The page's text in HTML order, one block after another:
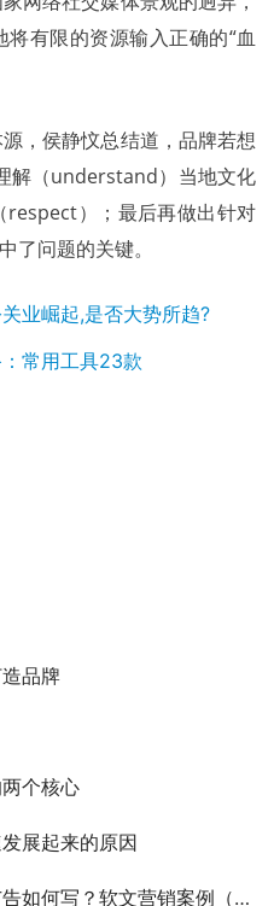
有限的资源输入正确的“血
解（understand）当地文化
respect）；最后再做出针对
了问题的关键。
业崛起,是否大势所趋?
常用工具23款
品牌
个核心
展起来的原因
何写？软文营销案例（范例）